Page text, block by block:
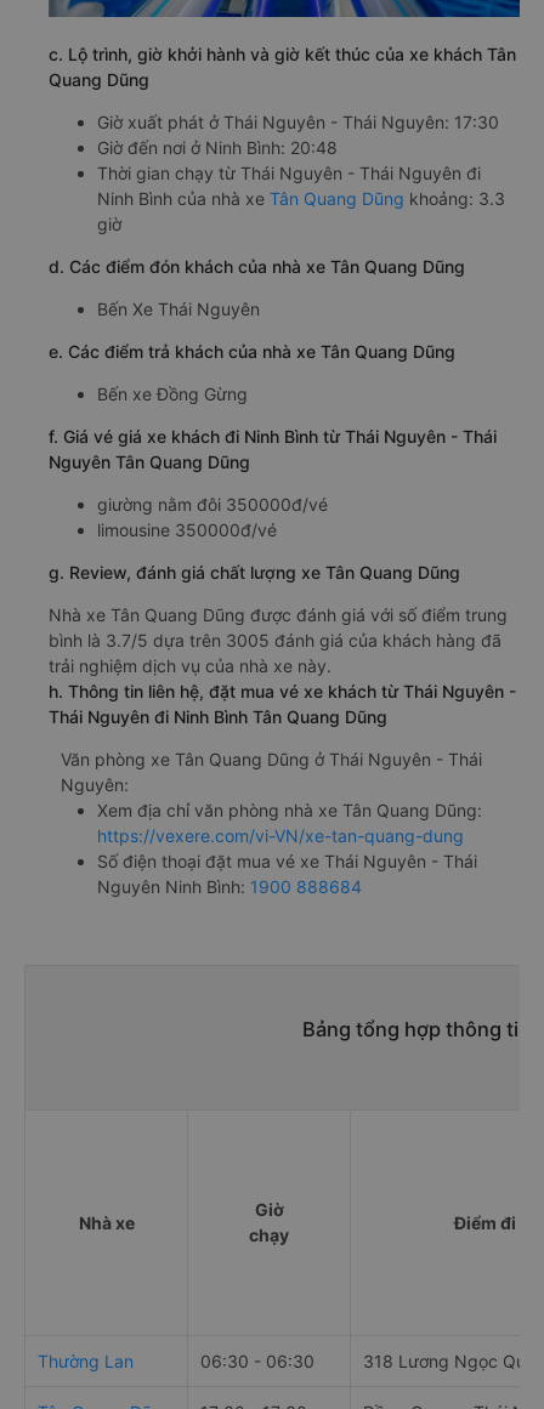
c. Lộ trình, giờ khởi hành và giờ kết thúc của xe khách Tân
Quang Dũng
Giờ xuất phát ở Thái Nguyên - Thái Nguyên: 17:30
Giờ đến nơi ở Ninh Bình: 20:48
Thời gian chạy từ Thái Nguyên - Thái Nguyên đi
Ninh Bình của nhà xe Tân Quang Dũng khoảng: 3.3
giờ
d. Các điểm đón khách của nhà xe Tân Quang Dũng
Bến Xe Thái Nguyên
e. Các điểm trả khách của nhà xe Tân Quang Dũng
Bến xe Đồng Gừng
f. Giá vé giá xe khách đi Ninh Bình từ Thái Nguyên - Thái
Nguyên Tân Quang Dũng
giường nằm đôi 350000đ/vé
limousine 350000đ/vé
g. Review, đánh giá chất lượng xe Tân Quang Dũng
Nhà xe Tân Quang Dũng được đánh giá với số điểm trung
bình là 3.7/5 dựa trên 3005 đánh giá của khách hàng đã
trải nghiệm dịch vụ của nhà xe này.
h. Thông tin liên hệ, đặt mua vé xe khách từ Thái Nguyên -
Thái Nguyên đi Ninh Bình Tân Quang Dũng
Văn phòng xe Tân Quang Dũng ở Thái Nguyên - Thái
Nguyên:
Xem địa chỉ văn phòng nhà xe Tân Quang Dũng:
https://vexere.com/vi-VN/xe-tan-quang-dung
Số điện thoại đặt mua vé xe Thái Nguyên - Thái
Nguyên Ninh Bình: 1900 888684
Bảng tổng hợp thông tin
Nhà xe
Giờ
chạy
Điểm đi
Thường Lan 06:30 - 06:30 318 Lương Ngọc